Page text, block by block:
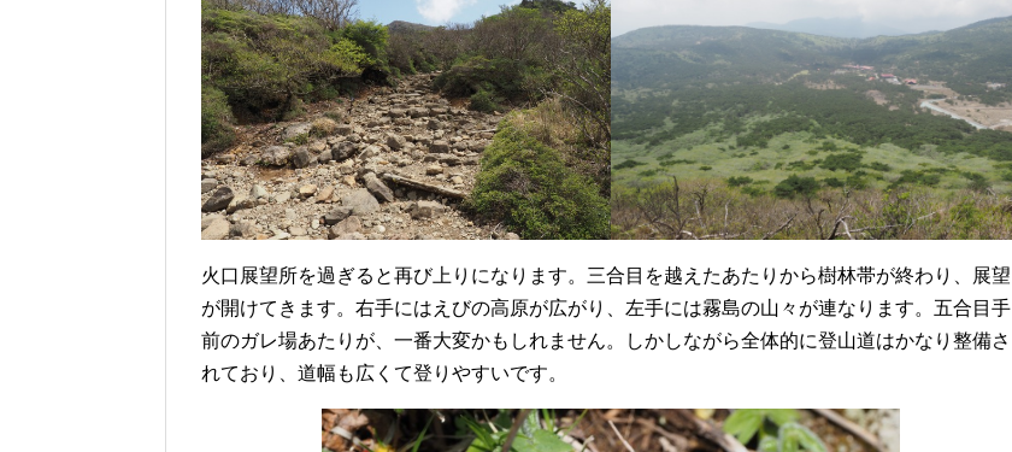
火口展望所を過ぎると再び上りになります。三合目を越えたあたりから樹林帯が終わり、展望
が開けてきます。右手にはえびの高原が広がり、左手には霧島の山々が連なります。五合目手
前のガレ場あたりが、一番大変かもしれません。しかしながら全体的に登山道はかなり整備さ
れており、道幅も広くて登りやすいです。